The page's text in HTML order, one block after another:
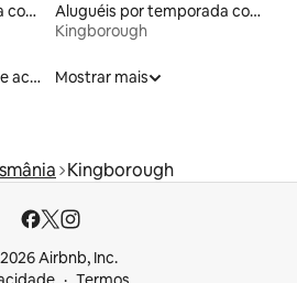
Aluguéis por temporada com banheira de hidromassagem
Aluguéis por temporada com suítes privativas
Kingborough
Aluguéis de espaços que aceitam animais de estimação
Mostrar mais
Kingborough
Airbnb, Inc.